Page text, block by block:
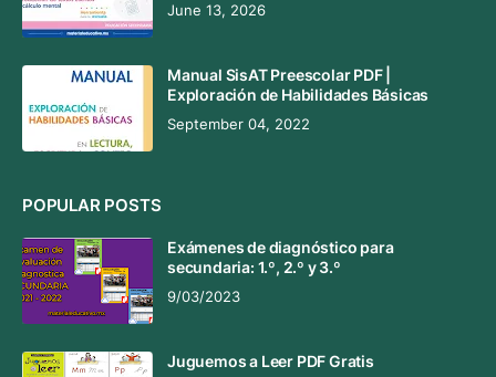
June 13, 2026
Manual SisAT Preescolar PDF |
Exploración de Habilidades Básicas
September 04, 2022
POPULAR POSTS
Exámenes de diagnóstico para
secundaria: 1.º, 2.º y 3.º
9/03/2023
Juguemos a Leer PDF Gratis